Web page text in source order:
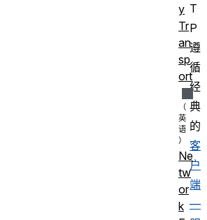
T
P
遵
循
经
典
的
客
户
端
—
y
Tr
an
sp
ort
Ne
tw
or
k